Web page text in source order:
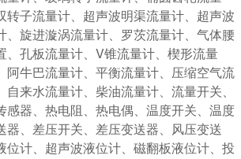
转子流量计、超声波明渠流量计、超声波
、旋进漩涡流量计、罗茨流量计、气体腰
、孔板流量计、V锥流量计、楔形流量
阿牛巴流量计、平衡流量计、压缩空气流
来水流量计、柴油流量计、流量开关、
感器、热电阻、热电偶、温度开关、温度
器、差压开关、差压变送器、风压变送
位计、超声波液位计、磁翻板液位计、投